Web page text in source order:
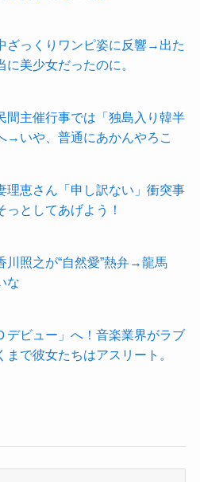
ざっくりワンピ姿に反響→出た
に美少女だったのに。
間主催行事では「独島入り韓半
→いや、普通にあかんやろこ
理恵さん「申し訳ない」衝突事
としてあげよう！
川照之が“自然愛”熱弁→龍馬
な
デビュー」へ！音楽業界がラブ
で彼女たちはアスリート。